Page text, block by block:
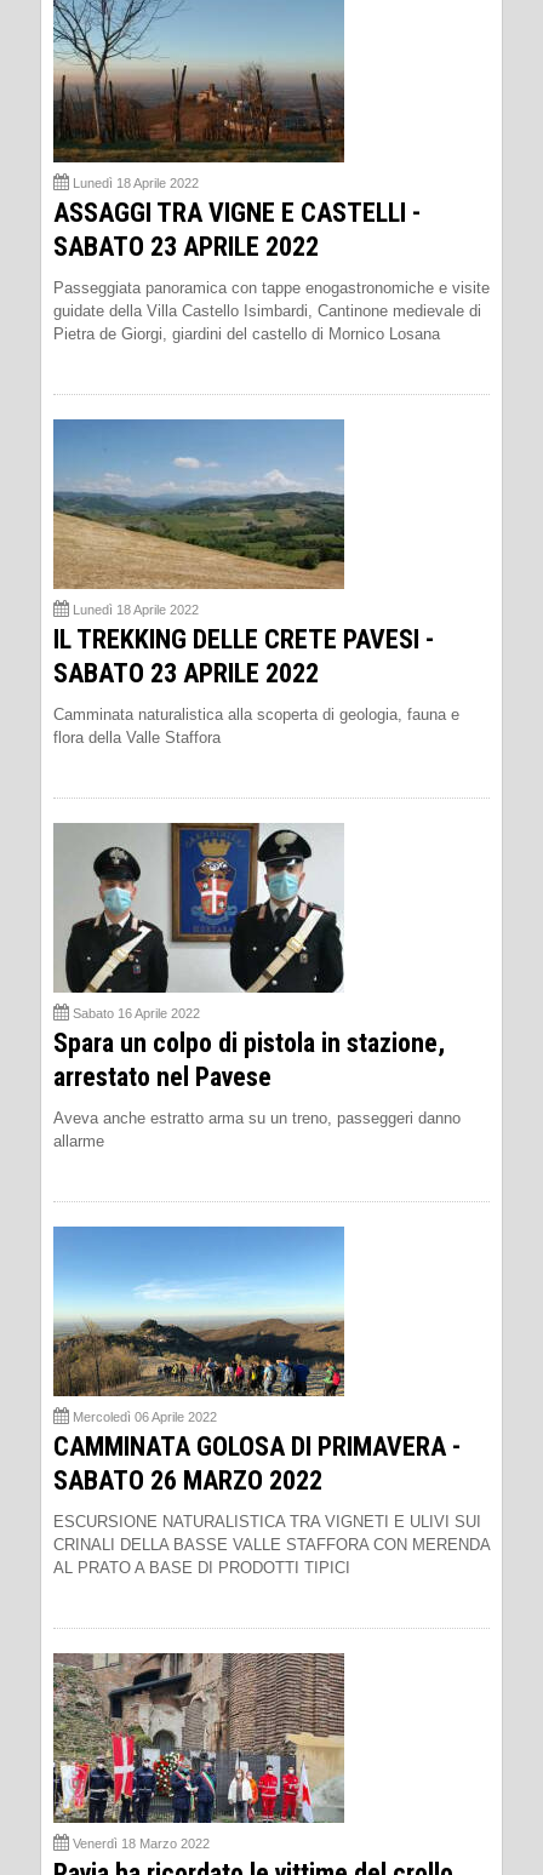
Lunedì 18 Aprile 2022
ASSAGGI TRA VIGNE E CASTELLI -
SABATO 23 APRILE 2022
Passeggiata panoramica con tappe enogastronomiche e visite
guidate della Villa Castello Isimbardi, Cantinone medievale di
Pietra de Giorgi, giardini del castello di Mornico Losana
Lunedì 18 Aprile 2022
IL TREKKING DELLE CRETE PAVESI -
SABATO 23 APRILE 2022
Camminata naturalistica alla scoperta di geologia, fauna e
flora della Valle Staffora
Sabato 16 Aprile 2022
Spara un colpo di pistola in stazione,
arrestato nel Pavese
Aveva anche estratto arma su un treno, passeggeri danno
allarme
Mercoledì 06 Aprile 2022
CAMMINATA GOLOSA DI PRIMAVERA -
SABATO 26 MARZO 2022
ESCURSIONE NATURALISTICA TRA VIGNETI E ULIVI SUI
CRINALI DELLA BASSE VALLE STAFFORA CON MERENDA
AL PRATO A BASE DI PRODOTTI TIPICI
Venerdì 18 Marzo 2022